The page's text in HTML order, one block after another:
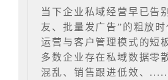
当下企业私域经营早已告
友、批量发广告”的粗放
运营与客户管理模式的短
多数企业存在私域数据零
混乱、销售跟进低效、